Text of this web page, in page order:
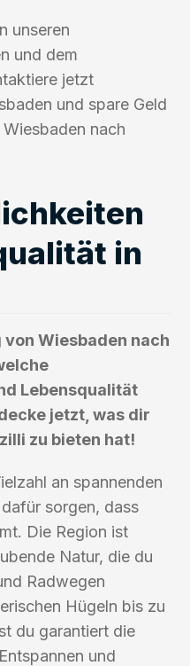
unseren
und dem
jetzt
und spare Geld
nach
in
von Wiesbaden nach
Lebensqualität
jetzt, was dir
zu bieten hat!
an spannenden
sorgen, dass
Die Region ist
Natur, die du
Radwegen
Hügeln bis zu
du garantiert die
und